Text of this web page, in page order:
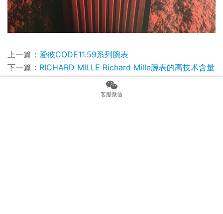
上一篇： 爱彼CODE11.59系列腕表
下一篇： ​RICHARD MILLE Richard Mille腕表的高技术含量
客服微信